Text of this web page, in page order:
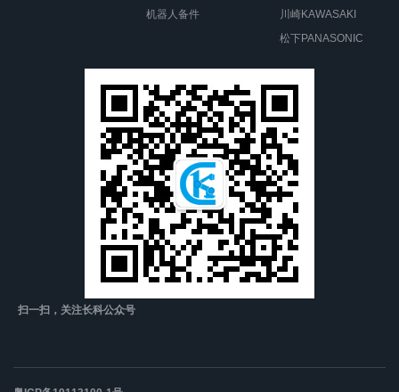
机器人备件
川崎KAWASAKI
松下PANASONIC
扫一扫，关注长科公众号